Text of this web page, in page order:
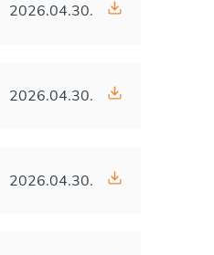
2026.04.30.
2026.04.30.
2026.04.30.